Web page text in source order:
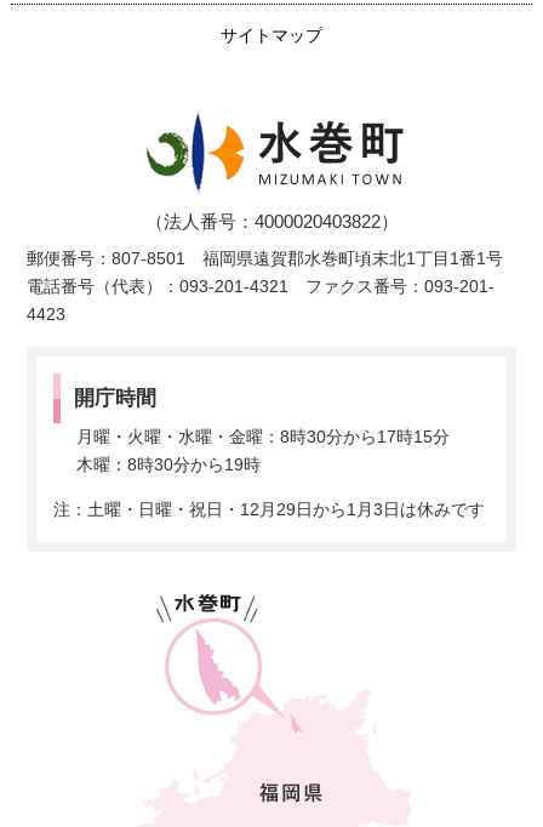
サイトマップ
（法人番号：4000020403822）
郵便番号：807-8501 福岡県遠賀郡水巻町頃末北1丁目1番1号
電話番号（代表）：093-201-4321 ファクス番号：093-201-
4423
開庁時間
月曜・火曜・水曜・金曜：8時30分から17時15分
木曜：8時30分から19時
注：土曜・日曜・祝日・12月29日から1月3日は休みです